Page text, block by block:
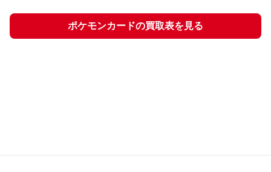
ポケモンカードの買取表を見る